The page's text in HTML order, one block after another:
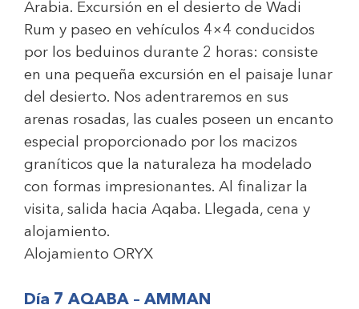
Arabia. Excursión en el desierto de Wadi
Rum y paseo en vehículos 4×4 conducidos
por los beduinos durante 2 horas: consiste
en una pequeña excursión en el paisaje lunar
del desierto. Nos adentraremos en sus
arenas rosadas, las cuales poseen un encanto
especial proporcionado por los macizos
graníticos que la naturaleza ha modelado
con formas impresionantes. Al finalizar la
visita, salida hacia Aqaba. Llegada, cena y
alojamiento.
Alojamiento ORYX
Día 7 AQABA – AMMAN